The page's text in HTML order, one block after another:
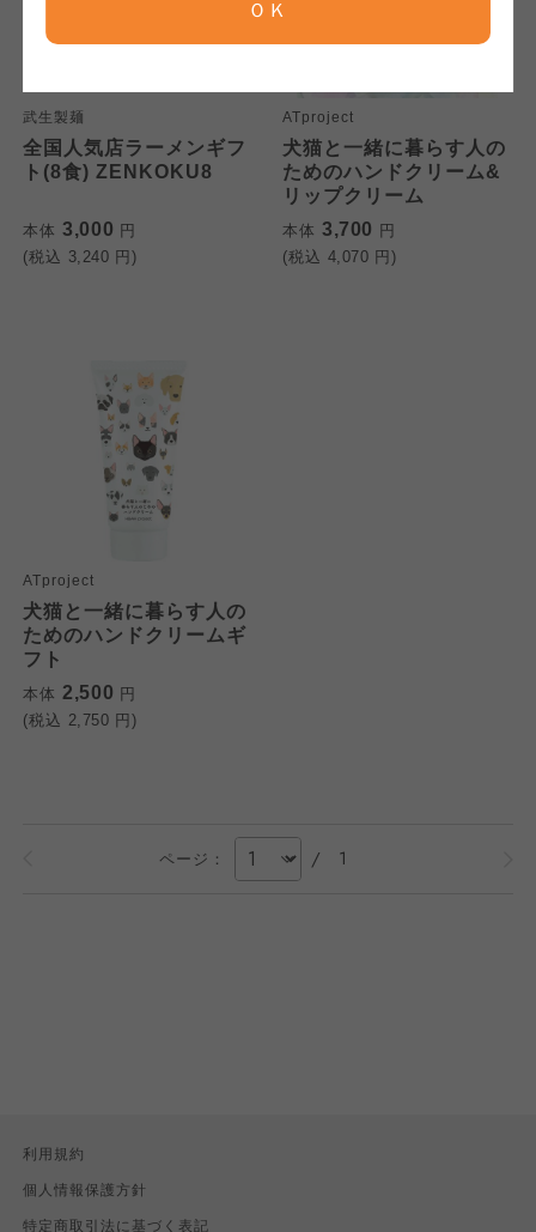
ＯＫ
武生製麺
全国人気店ラーメンギフ
ト(8食) ZENKOKU8
本体 3,000 円
(税込 3,240 円)
ATproject
犬猫と一緒に暮らす人の
ためのハンドクリーム&
リップクリーム
本体 3,700 円
(税込 4,070 円)
ATproject
犬猫と一緒に暮らす人の
ためのハンドクリームギ
フト
本体 2,500 円
(税込 2,750 円)
ページ： / 1
利用規約
個人情報保護方針
特定商取引法に基づく表記
ならコープ
よどがわ市民生協
大阪いずみ市民生協
ならコープ
おおさかパルコープ
よどがわ市民生協
ならコープ
よどがわ市民生協
大阪いずみ市民生協